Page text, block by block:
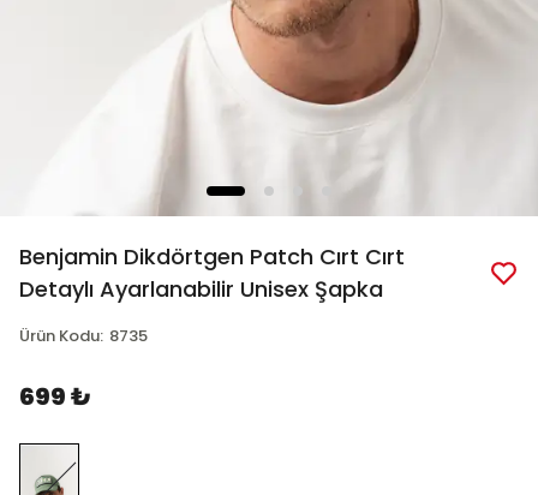
Benjamin Dikdörtgen Patch Cırt Cırt
Detaylı Ayarlanabilir Unisex Şapka
Ürün Kodu: 8735
699 ₺